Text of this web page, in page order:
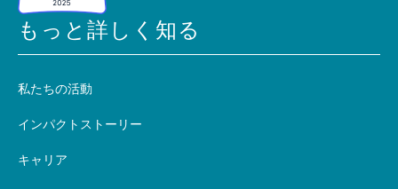
もっと詳しく知る
私たちの活動
インパクトストーリー
キャリア